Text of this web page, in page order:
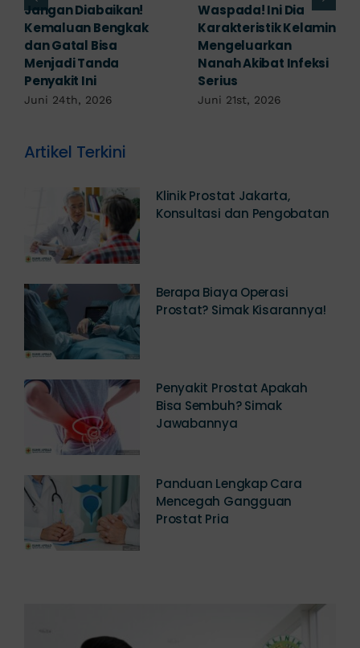
Banyak yang
Mengabaikan,
Padahal Habis
Berhubungan
Kemaluan Gatal Bisa
Jadi Tanda IMS!
Tampak Ringan,
Waspada Ini Gejala
Kutil Kelamin yang
Berbahaya!
Juni 14th, 2026
Klinik Prostat Jakarta,
Berapa Biaya Operasi
Penyakit Prostat Apakah
Bisa Sembuh? Simak
Panduan Lengkap Cara
Mencegah Gangguan